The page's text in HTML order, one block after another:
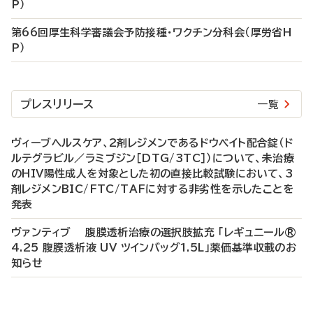
P）
第66回厚生科学審議会予防接種・ワクチン分科会（厚労省H
P）
プレスリリース 一覧
ヴィーブヘルスケア、2剤レジメンであるドウベイト配合錠（ド
ルテグラビル／ラミブジン［DTG/3TC］）について、未治療
のHIV陽性成人を対象とした初の直接比較試験において、3
剤レジメンBIC/FTC/TAFに対する非劣性を示したことを
発表
ヴァンティブ 腹膜透析治療の選択肢拡充 「レギュニール®
4.25 腹膜透析液 UV ツインバッグ1.5L」薬価基準収載のお
知らせ